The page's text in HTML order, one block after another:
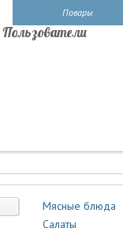
Повары
Пользователи
Мясные блюда
Салаты